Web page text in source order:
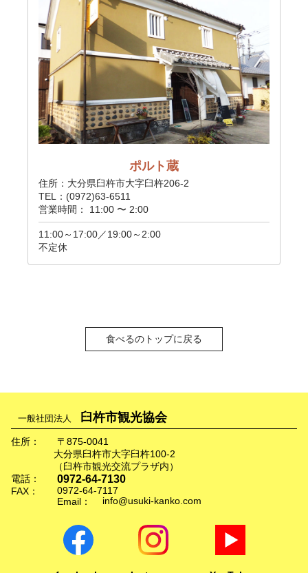
ポルト蔵
住所：大分県臼杵市大字臼杵206-2
TEL：(0972)63-6511
営業時間： 11:00 〜 2:00
11:00～17:00／19:00～2:00
不定休
食べるのトップに戻る
一般社団法人 臼杵市観光協会
住所：
〒875-0041
大分県臼杵市大字臼杵100-2
（臼杵市観光交流プラザ内）
電話：
0972-64-7130
FAX：
0972-64-7117
Email：
info@usuki-kanko.com